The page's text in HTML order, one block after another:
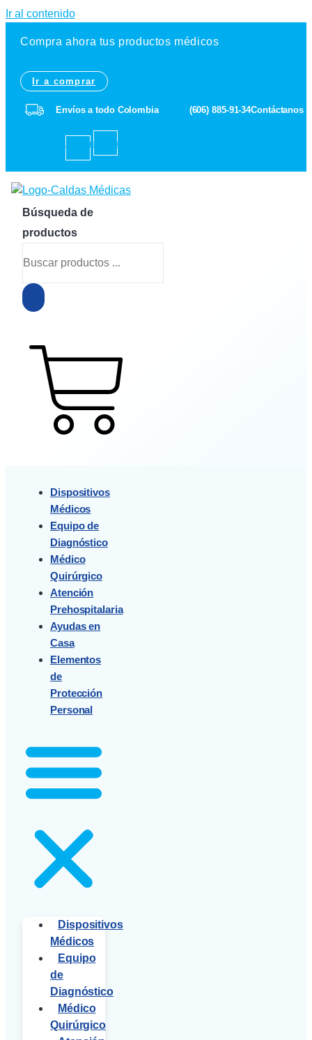
Ir al contenido
Compra ahora tus productos médicos
Ir a comprar
Envíos a todo Colombia (606) 885-91-34Contáctanos
Facebook-Instagram
Búsqueda de
productos
Dispositivos
Médicos
Equipo de
Diagnóstico
Médico
Quirúrgico
Atención
Prehospitalaria
Ayudas en
Casa
Elementos
de
Protección
Personal
Dispositivos
Médicos
Equipo
de
Diagnóstico
Médico
Quirúrgico